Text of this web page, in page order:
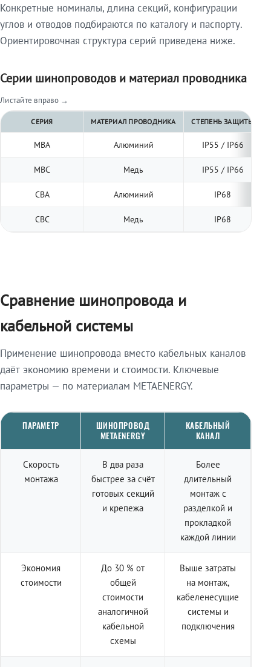
Конкретные номиналы, длина секций, конфигурации
углов и отводов подбираются по каталогу и паспорту.
Ориентировочная структура серий приведена ниже.
Серии шинопроводов и материал проводника
Листайте вправо →
СЕРИЯ МАТЕРИАЛ ПРОВОДНИКА СТЕПЕНЬ ЗАЩИТЫ
МВА Алюминий IP55 / IP66
МВС Медь IP55 / IP66
СВА Алюминий IP68
СВС Медь IP68
Сравнение шинопровода и
кабельной системы
Применение шинопровода вместо кабельных каналов
даёт экономию времени и стоимости. Ключевые
параметры — по материалам METAENERGY.
ПАРАМЕТР
ШИНОПРОВОД
METAENERGY
КАБЕЛЬНЫЙ
КАНАЛ
Скорость
монтажа
В два раза
быстрее за счёт
готовых секций
и крепежа
Более
длительный
монтаж с
разделкой и
прокладкой
каждой линии
Экономия
стоимости
До 30 % от
общей
стоимости
аналогичной
кабельной
схемы
Выше затраты
на монтаж,
кабеленесущие
системы и
подключения